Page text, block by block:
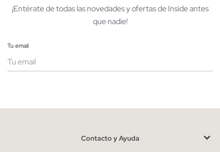
¡Entérate de todas las novedades y ofertas de Inside antes
que nadie!
Tu email
He leído y entiendo lapolítica de privacidad
Contacto y Ayuda